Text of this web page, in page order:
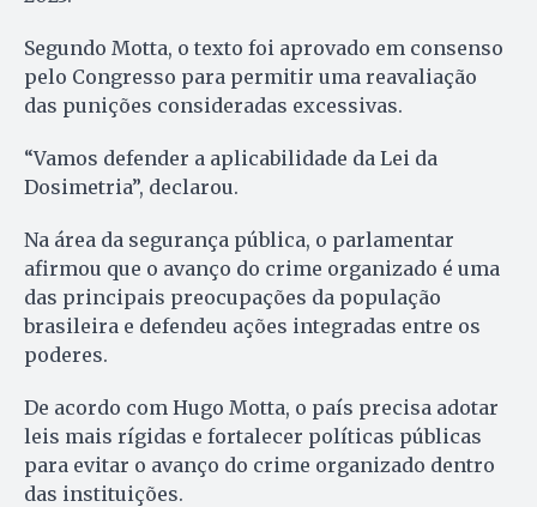
Segundo Motta, o texto foi aprovado em consenso
pelo Congresso para permitir uma reavaliação
das punições consideradas excessivas.
“Vamos defender a aplicabilidade da Lei da
Dosimetria”, declarou.
Na área da segurança pública, o parlamentar
afirmou que o avanço do crime organizado é uma
das principais preocupações da população
brasileira e defendeu ações integradas entre os
poderes.
De acordo com Hugo Motta, o país precisa adotar
leis mais rígidas e fortalecer políticas públicas
para evitar o avanço do crime organizado dentro
das instituições.